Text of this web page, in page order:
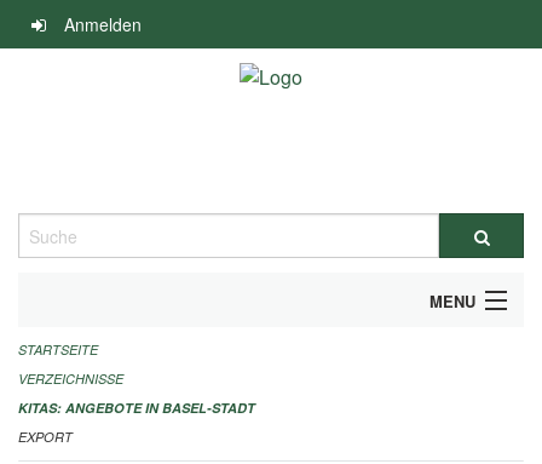
Navigation
überspringen
Anmelden
Suche
MENU
ALLGEMEINE INFORMATIONEN
IMPRESSUM
STARTSEITE
VERZEICHNISSE
KITAS: ANGEBOTE IN BASEL-STADT
EXPORT